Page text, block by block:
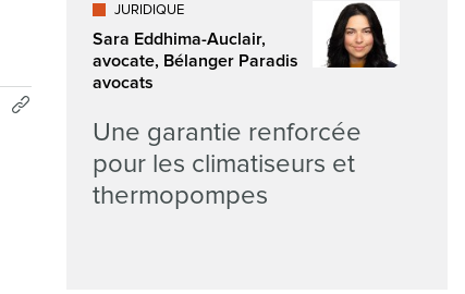
JURIDIQUE
Sara Eddhima-Auclair,
avocate, Bélanger Paradis
avocats
Une garantie renforcée
pour les climatiseurs et
thermopompes